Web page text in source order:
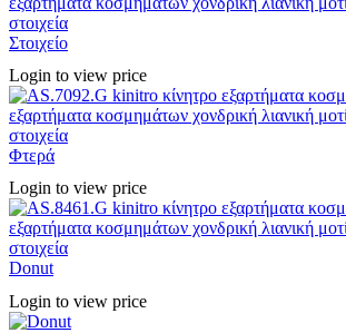
Στοιχείο
Login to view price
Φτερά
Login to view price
Donut
Login to view price